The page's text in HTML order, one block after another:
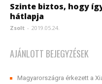
Szinte biztos, hogy
hátlapja
Zsolt - 2019.05.24.
AJÁNLOTT BEJEGYZÉSEK
Magyarországra érkezett a